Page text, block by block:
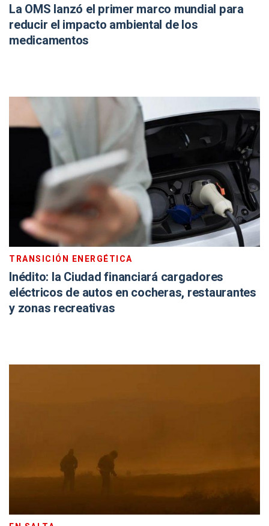
La OMS lanzó el primer marco mundial para
reducir el impacto ambiental de los
medicamentos
TRANSICIÓN ENERGÉTICA
Inédito: la Ciudad financiará cargadores
eléctricos de autos en cocheras, restaurantes
y zonas recreativas